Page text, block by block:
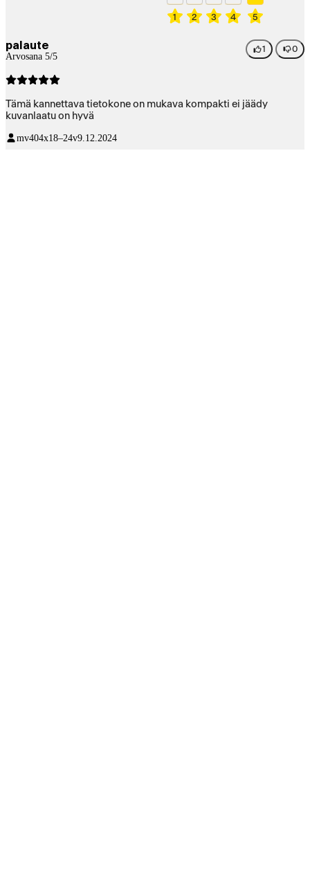
1 2 3 4 5
palaute
Arvosana 5/5
1 0
Tämä kannettava tietokone on mukava kompakti ei jäädy
kuvanlaatu on hyvä
mv404x18–24v9.12.2024